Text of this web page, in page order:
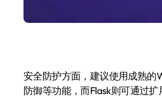
安全防护方面，建议使用成熟的
防御等功能，而Flask则可通过